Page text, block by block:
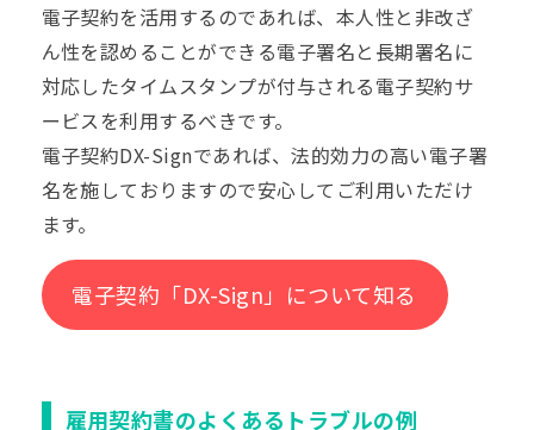
電子契約を活用するのであれば、本人性と非改ざ
ん性を認めることができる電子署名と長期署名に
対応したタイムスタンプが付与される電子契約サ
ービスを利用するべきです。
電子契約DX-Signであれば、法的効力の高い電子署
名を施しておりますので安心してご利用いただけ
ます。
電子契約「DX-Sign」について知る
雇用契約書のよくあるトラブルの例